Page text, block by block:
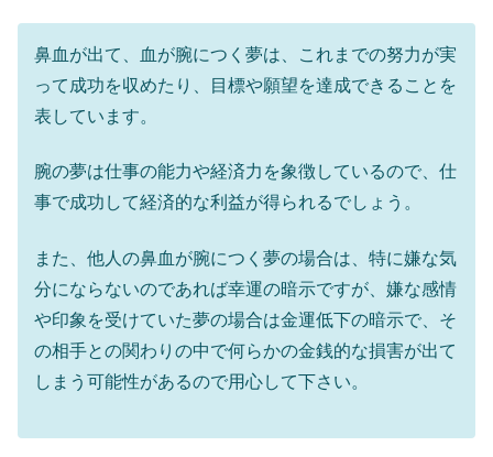
鼻血が出て、血が腕につく夢は、これまでの努力が実
って成功を収めたり、目標や願望を達成できることを
表しています。
腕の夢は仕事の能力や経済力を象徴しているので、仕
事で成功して経済的な利益が得られるでしょう。
また、他人の鼻血が腕につく夢の場合は、特に嫌な気
分にならないのであれば幸運の暗示ですが、嫌な感情
や印象を受けていた夢の場合は金運低下の暗示で、そ
の相手との関わりの中で何らかの金銭的な損害が出て
しまう可能性があるので用心して下さい。